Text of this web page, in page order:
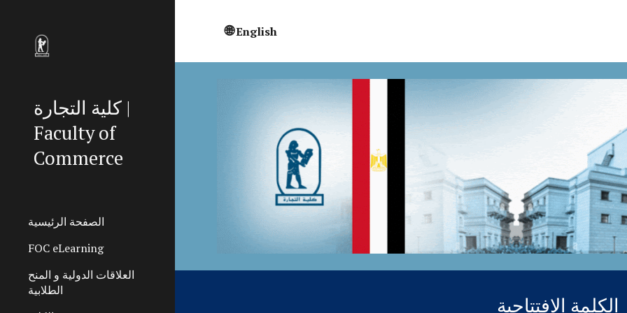
كلية التجارة |
Faculty of
Commerce
الصفحة الرئيسية
FOC eLearning
العلاقات الدولية و المنح
الطلابية
🌐English
الكلمة الافتتاحية